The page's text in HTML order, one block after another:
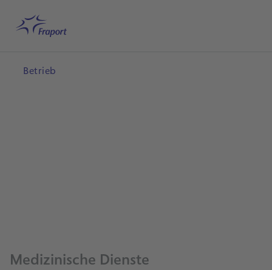
Startseite
Betrieb
Medizinische Dienste